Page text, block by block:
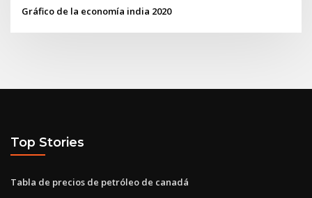
Gráfico de la economía india 2020
Top Stories
Tabla de precios de petróleo de canadá